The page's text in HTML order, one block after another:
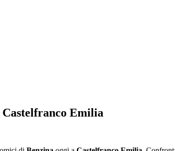
Castelfranco Emilia